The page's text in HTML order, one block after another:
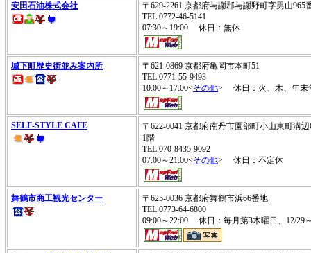
安田石油株式会社
〒629-2261 京都府与謝郡与謝野町字男山965
TEL.0772-46-5141
07:30～19:00 休日：無休
城下町歴史街並み案内所
〒621-0869 京都府亀岡市本町51
TEL.0771-55-9493
10:00～17:00<その他> 休日：火、木、年末
SELF-STYLE CAFE
〒622-0041 京都府南丹市園部町小山東町溝
1階
TEL.070-8435-9092
07:00～21:00<その他> 休日：不定休
舞鶴市商工観光センター
〒625-0036 京都府舞鶴市浜66番地
TEL.0773-64-6800
09:00～22:00 休日：毎月第3木曜日、12/29